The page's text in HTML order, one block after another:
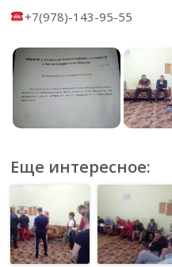
+7(978)-143-95-55
Еще интересное: